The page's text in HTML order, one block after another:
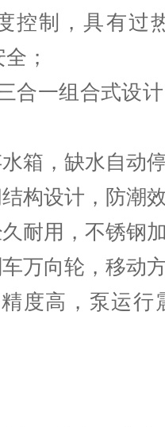
控制，具有过
；
合一组合式设
箱，缺水自动
构设计，防潮
耐用，不锈钢
万向轮，移动
度高，泵运行